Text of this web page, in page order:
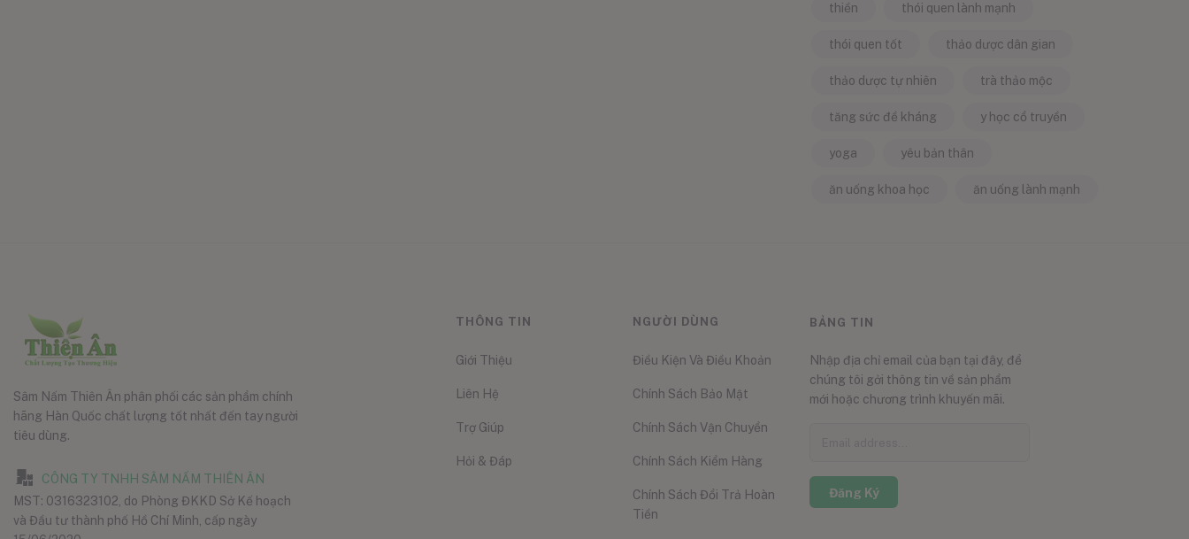
thiền thói quen lành mạnh
thói quen tốt thảo dược dân gian
thảo dược tự nhiên trà thảo mộc
tăng sức đề kháng y học cổ truyền
yoga yêu bản thân
ăn uống khoa học ăn uống lành mạnh
Sâm Nấm Thiên Ân phân phối các sản phẩm chính
hãng Hàn Quốc chất lượng tốt nhất đến tay người
tiêu dùng.
CÔNG TY TNHH SÂM NẤM THIÊN ÂN
MST: 0316323102, do Phòng ĐKKD Sở Kế hoạch
và Đầu tư thành phố Hồ Chí Minh, cấp ngày
THÔNG TIN
Giới Thiệu
Liên Hệ
Trợ Giúp
Hỏi & Đáp
NGƯỜI DÙNG
Điều Kiện Và Điều Khoản
Chính Sách Bảo Mật
Chính Sách Vận Chuyển
Chính Sách Kiểm Hàng
Chính Sách Đổi Trả Hoàn
Tiền
BẢNG TIN
Nhập địa chỉ email của bạn tại đây, để
chúng tôi gởi thông tin về sản phẩm
mới hoặc chương trình khuyến mãi.
Đăng Ký